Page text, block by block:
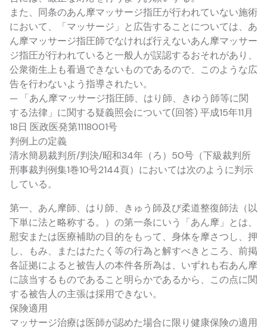
また、同条のあん摩マッサージ指圧が行われていない施術
において、「マッサージ」と広告することについては、あ
ん摩マッサージ指圧師でなければ行えないあん摩マッサー
ジ指圧が行われていると一般人が誤認するおそれがあり、
公衆衛生上も看過できないものであるので、このような広
告を行わないよう指導されたい。
— 「あん摩マッサージ指圧師、はり師、きゆう師等に関
する法律」に関する疑義照会について(回答) 平成15年11月
18日 医政医発第1118001号
判例上の定義
清水簡易裁判所/判決/昭和34年（ろ）50号（下級裁判所
刑事裁判例集1巻10号2144頁）においては次のように判示
している。
第一、あん摩師、はり師、きゅう師及び柔道整復師法（以
下単に法と略称する。）の第一条にいう「あん摩」とは、
慰安または医療補助の目的をもって、身体を摩さつし、押
し、もみ、またはたたく等の行為と解すべきところ、前掲
各証拠によると被告人の本件各所為は、いずれも右あん摩
に該当するものであること明らかであるから、この点に関
する被告人の主張は採用できない。
保険適用
マッサージ治療は医師が認めた場合に限り健康保険の適用